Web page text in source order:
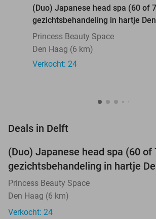
(Duo) Japanese head spa (60 of
gezichtsbehandeling in hartje
Princess Beauty Space
Den Haag (6 km)
Verkocht: 24
Deals in Delft
(Duo) Japanese head spa (60 of
gezichtsbehandeling in hartje
Princess Beauty Space
Den Haag (6 km)
Verkocht: 24